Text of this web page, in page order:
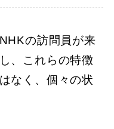
の訪問員が来
、これらの特徴
なく、個々の状